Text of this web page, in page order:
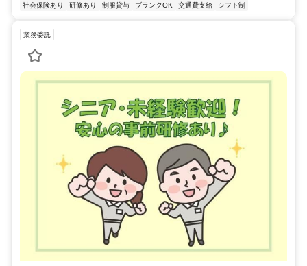
社会保険あり 研修あり 制服貸与 ブランクOK 交通費支給 シフト制
業務委託